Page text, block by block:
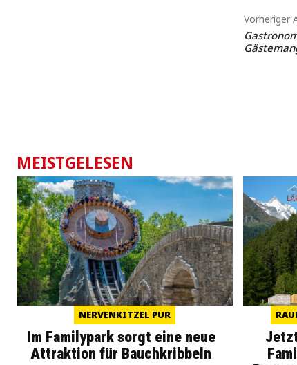
Vorheriger
MEISTGELESEN
NERVENKITZEL PUR
Im Familypark sorgt eine neue
Attraktion für Bauchkribbeln